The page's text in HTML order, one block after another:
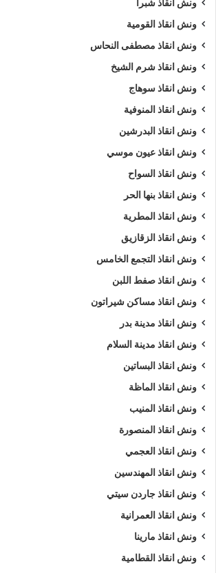
ارخص ونش أنقاذ
انقاذ السيارات
تليفون ونش أنقاذ
رقم ونش أنقاذ
ريكفري
ونش إنقاذ
ونش عربيات
ونش انقاذ شبرا
ونش انقاذ القومية
ونش انقاذ مصطفى النحاس
ونش انقاذ شرم الشيخ
ونش انقاذ سوهاج
ونش انقاذ المنوفية
ونش انقاذ البدرشين
ونش انقاذ عيون موسي
ونش انقاذ السواح
ونش انقاذ بنها الحر
ونش انقاذ المطرية
ونش انقاذ الزقازيق
ونش انقاذ التجمع الخامس
ونش انقاذ صفط اللبن
ونش انقاذ مساكن شيراتون
ونش انقاذ مدينة بدر
ونش انقاذ مدينة السلام
ونش انقاذ البساتين
ونش انقاذ الماظة
ونش انقاذ المنيب
ونش انقاذ المنصورة
ونش انقاذ العجمي
ونش انقاذ المهندسين
ونش انقاذ جاردن سيتي
ونش انقاذ العمرانية
ونش انقاذ مارينا
ونش انقاذ القطامية